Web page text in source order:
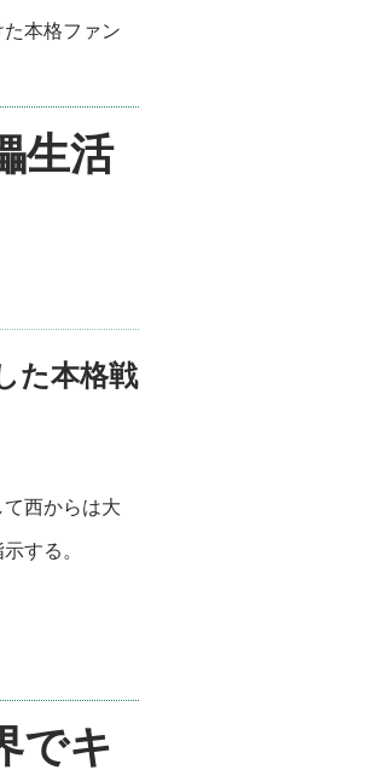
本格ファン
生活
た本格戦
西からは大
する。
でキ